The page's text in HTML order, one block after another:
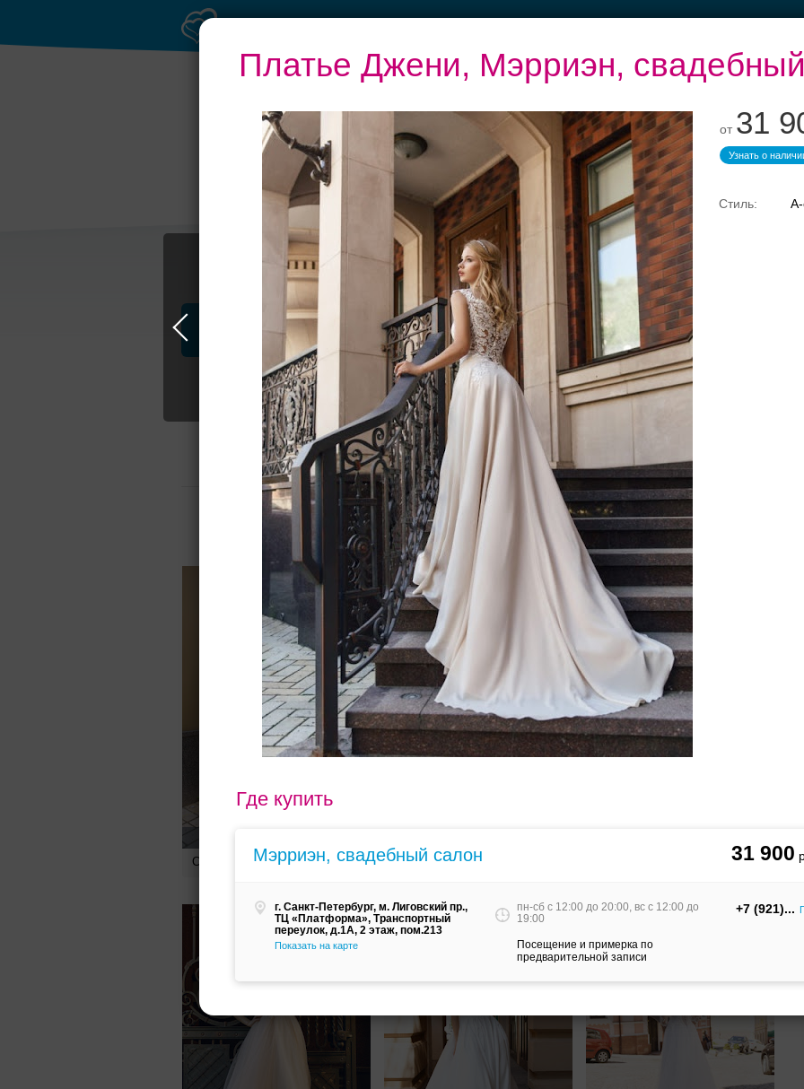
Платье Джени, Мэрриэн,
от 31
Узнать о
Где купить
Мэрриэн, свадебный салон 31 900
г. Санкт-Петербург, м. Лиговский пр.,
ТЦ «Платформа», Транспортный
переулок, д.1А, 2 этаж, пом.213
Показать на карте
пн-сб c 12:00 до 20:00, вс c 12:00 до
19:00
Посещение и примерка по
предварительной записи
+7 (921)
Выбери своё платье
Банкетные залы до
50 гостей
Рестораны с
верандами
Банкет до 1500 руб.
Профессионалы и услуги Свадебные платья Банкет Транспорт
Мэрриэн, свадебный салон —
силуэт
Свадебные платья Аксессуары О салоне Отзывы(0)
Для вас найдено 8 платьев
Свадебное платье Тамилла Свадебное платье Шарм Свадебное платье Джени